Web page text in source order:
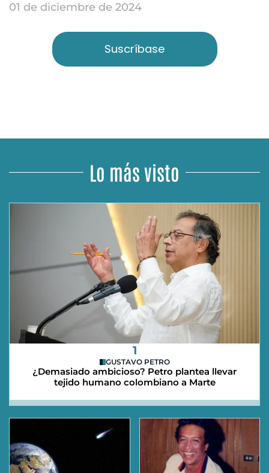
01 de diciembre de 2024
Suscríbase
Lo más visto
1
GUSTAVO PETRO
¿Demasiado ambicioso? Petro plantea llevar
tejido humano colombiano a Marte